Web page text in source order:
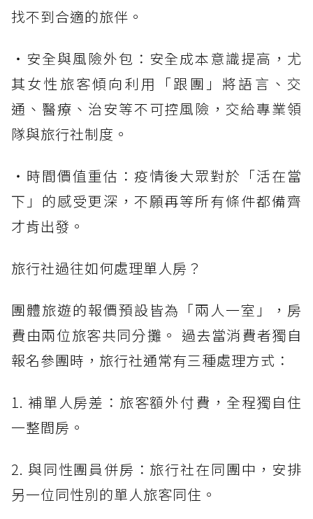
找不到合適的旅伴。
・安全與風險外包：安全成本意識提高，尤
其女性旅客傾向利用「跟團」將語言、交
通、醫療、治安等不可控風險，交給專業領
隊與旅行社制度。
・時間價值重估：疫情後大眾對於「活在當
下」的感受更深，不願再等所有條件都備齊
才肯出發。
旅行社過往如何處理單人房？
團體旅遊的報價預設皆為「兩人一室」，房
費由兩位旅客共同分攤。 過去當消費者獨自
報名參團時，旅行社通常有三種處理方式：
1. 補單人房差：旅客額外付費，全程獨自住
一整間房。
2. 與同性團員併房：旅行社在同團中，安排
另一位同性別的單人旅客同住。